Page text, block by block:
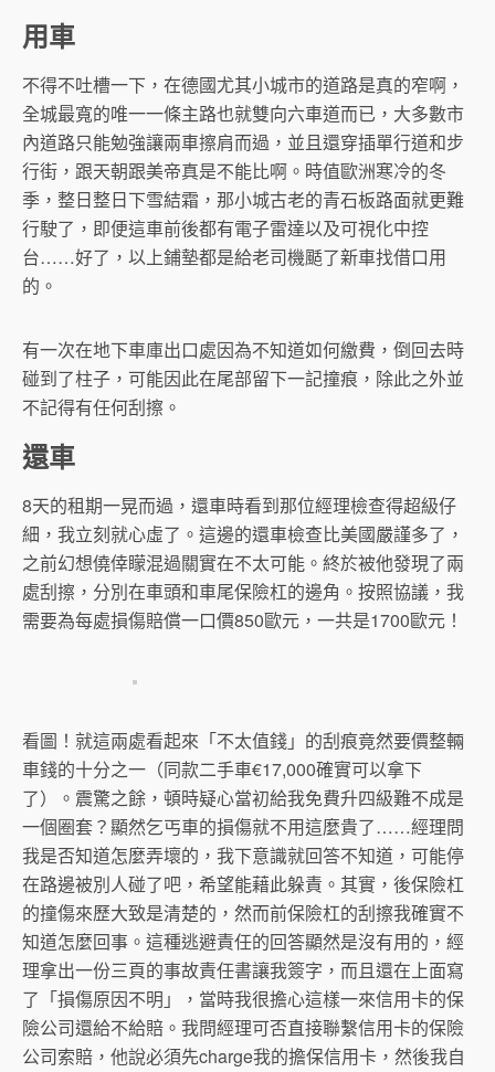
用車
不得不吐槽一下，在德國尤其小城市的道路是真的窄啊，
全城最寬的唯一一條主路也就雙向六車道而已，大多數市
內道路只能勉強讓兩車擦肩而過，並且還穿插單行道和步
行街，跟天朝跟美帝真是不能比啊。時值歐洲寒冷的冬
季，整日整日下雪結霜，那小城古老的青石板路面就更難
行駛了，即便這車前後都有電子雷達以及可視化中控
台……好了，以上鋪墊都是給老司機颳了新車找借口用
的。
有一次在地下車庫出口處因為不知道如何繳費，倒回去時
碰到了柱子，可能因此在尾部留下一記撞痕，除此之外並
不記得有任何刮擦。
還車
8天的租期一晃而過，還車時看到那位經理檢查得超級仔
細，我立刻就心虛了。這邊的還車檢查比美國嚴謹多了，
之前幻想僥倖矇混過關實在不太可能。終於被他發現了兩
處刮擦，分別在車頭和車尾保險杠的邊角。按照協議，我
需要為每處損傷賠償一口價850歐元，一共是1700歐元！
看圖！就這兩處看起來「不太值錢」的刮痕竟然要價整輛
車錢的十分之一（同款二手車€17,000確實可以拿下
了）。震驚之餘，頓時疑心當初給我免費升四級難不成是
一個圈套？顯然乞丐車的損傷就不用這麼貴了……經理問
我是否知道怎麼弄壞的，我下意識就回答不知道，可能停
在路邊被別人碰了吧，希望能藉此躲責。其實，後保險杠
的撞傷來歷大致是清楚的，然而前保險杠的刮擦我確實不
知道怎麼回事。這種逃避責任的回答顯然是沒有用的，經
理拿出一份三頁的事故責任書讓我簽字，而且還在上面寫
了「損傷原因不明」，當時我很擔心這樣一來信用卡的保
險公司還給不給賠。我問經理可否直接聯繫信用卡的保險
公司索賠，他說必須先charge我的擔保信用卡，然後我自